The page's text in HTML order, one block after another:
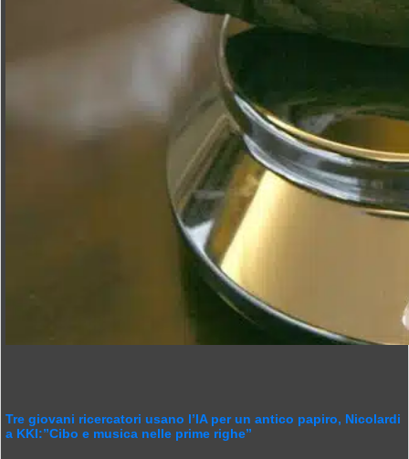
Tre giovani ricercatori usano l’IA per un antico papiro, Nicolardi
a KKI:”Cibo e musica nelle prime righe”